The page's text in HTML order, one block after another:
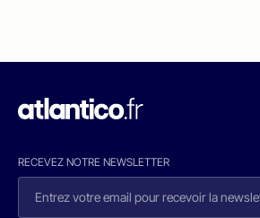
RECEVEZ NOTRE NEWSLETTER